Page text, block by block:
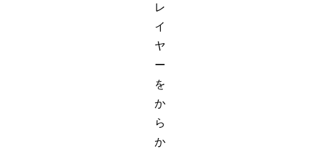
レ
イ
ヤ
ー
を
か
ら
か